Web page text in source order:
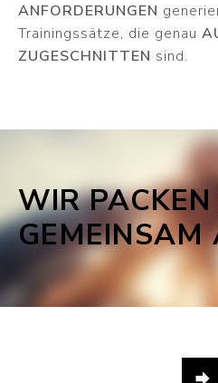
ANFORDERUNGEN
Trainingssätze, die genau
ZUGESCHNITTEN sind.
WIR PACKEN
GEMEINSAM